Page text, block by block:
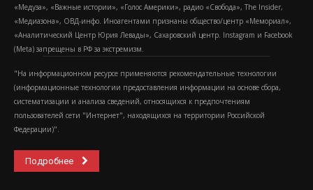
«Медуза», «Важные истории», «Голос Америки», радио «Свобода», The Insider,
«Медиазона», ОВД-инфо. Иноагентами признаны общество/центр «Мемориал»,
«Аналитический Центр Юрия Левады», Сахаровский центр. Instagram и Facebook
(Metа) запрещены в РФ за экстремизм.
"На информационном ресурсе применяются рекомендательные технологии
(информационные технологии предоставления информации на основе сбора,
систематизации и анализа сведений, относящихся к предпочтениям
пользователей сети "Интернет", находящихся на территории Российской
Федерации)".
Подробнее